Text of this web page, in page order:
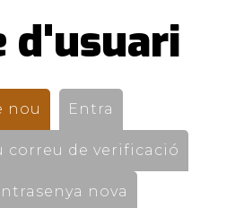
d'usuari
nou (pestanya activa)
Entra
correu de verificació
nova